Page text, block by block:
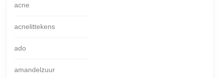
acne
acnelittekens
ado
amandelzuur